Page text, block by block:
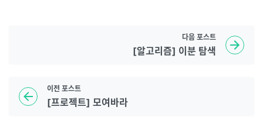
이전 포스트
[프로젝트] 모여바라
다음 포스트
[알고리즘] 이분 탐색